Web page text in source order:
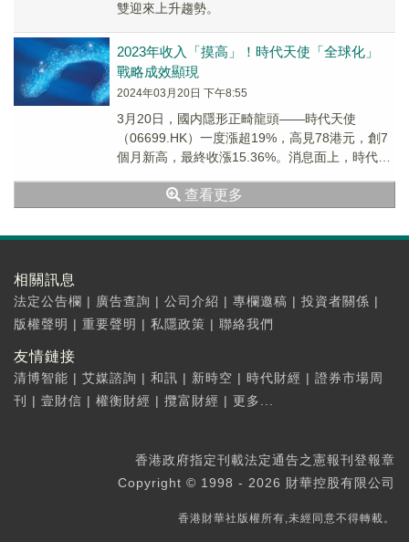
雙迎來上升趨勢。
2023年收入「摸高」！時代天使「全球化」
戰略成效顯現
2024年03月20日 下午8:55
3月20日，國内隱形正畸龍頭——時代天使
（06699.HK）一度漲超19%，高見78港元，創7
個月新高，最終收漲15.36%。消息面上，時代天
查看更多
相關訊息
法定公告欄 | 廣告查詢 | 公司介紹 | 專欄邀稿 | 投資者關係 |
版權聲明 | 重要聲明 | 私隱政策 | 聯絡我們
友情鏈接
清博智能 | 艾媒諮詢 | 和訊 | 新時空 | 時代財經 | 證券市場周
刊
| 壹財信 | 權衡財經 | 攬富財經 | 更多...
香港政府指定刊載法定通告之憲報刊登報章
Copyright © 1998 - 2026 財華控股有限公司
香港財華社版權所有,未經同意不得轉載。